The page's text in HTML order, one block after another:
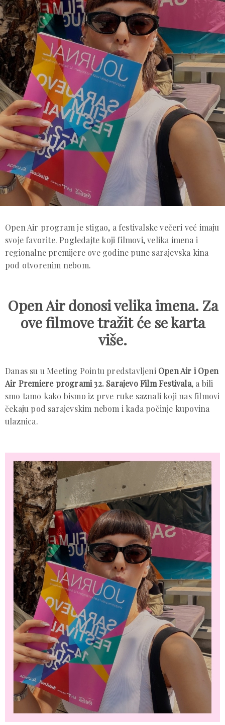
Open Air program je stigao, a festivalske večeri već imaju
svoje favorite. Pogledajte koji filmovi, velika imena i
regionalne premijere ove godine pune sarajevska kina
pod otvorenim nebom.
Open Air donosi velika imena. Za
ove filmove tražit će se karta
više.
Danas su u Meeting Pointu predstavljeni Open Air i Open
Air Premiere programi 32. Sarajevo Film Festivala, a bili
smo tamo kako bismo iz prve ruke saznali koji nas filmovi
čekaju pod sarajevskim nebom i kada počinje kupovina
ulaznica.